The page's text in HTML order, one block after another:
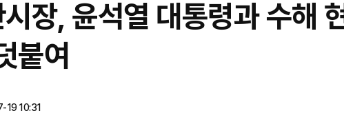
장, 윤석열 대통령과 수해
붙여
19 10:31